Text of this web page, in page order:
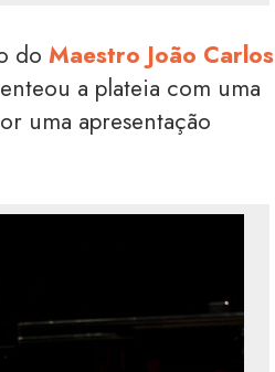
doMaestro João Carlos
a plateia com uma
uma apresentação